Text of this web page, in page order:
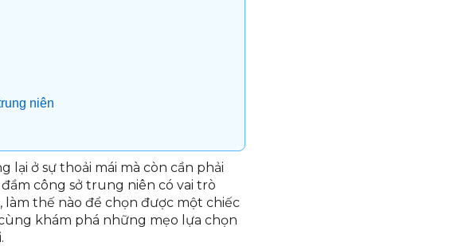
niên
ở sự thoải mái mà còn cần phải
công sở trung niên có vai trò
thế nào để chọn được một chiếc
khám phá những mẹo lựa chọn